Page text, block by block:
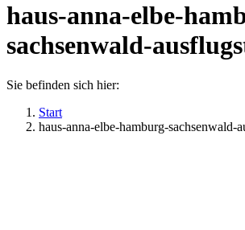
haus-anna-elbe-
sachsenwald-
Sie befinden sich hier:
Start
haus-anna-elbe-hamburg-sachsenwald-